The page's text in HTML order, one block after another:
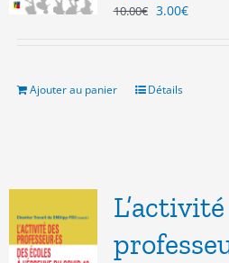
10.00€ Le
10.00€.
3.00€Le
Ajouter au panier Détails